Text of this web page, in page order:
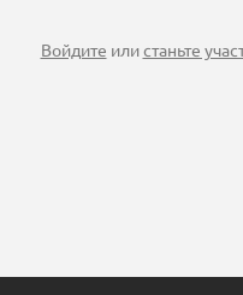
Войдите илистаньте